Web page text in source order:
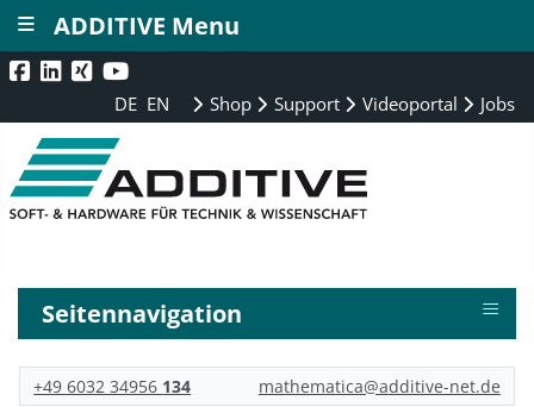
DE EN Shop Support Videoportal Jobs
Seitennavigation ≡
+49 6032 34956 134 mathematica@additive-net.de
ADDITIVE Menu
≡